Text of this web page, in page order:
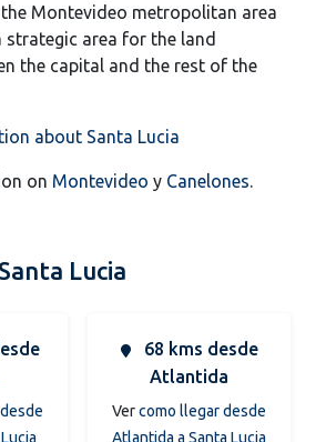
Montevideo metropolitan area
strategic area for the land
the capital and the rest of the
about Santa Lucia
on Montevideo y Canelones.
Lucia
68 kms desde
Atlantida
Vercomo llegar desde
Atlantida a Santa Lucia